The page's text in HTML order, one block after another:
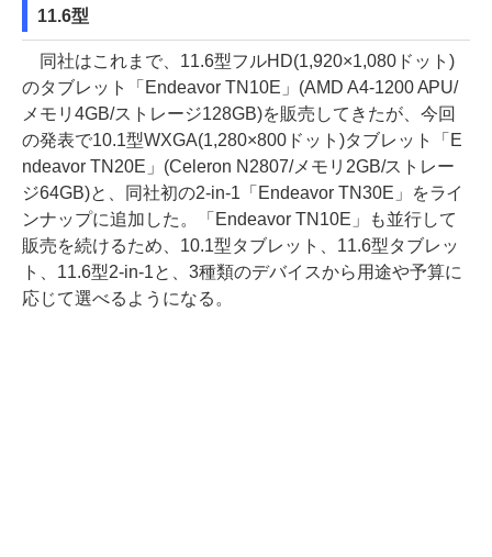
11.6型
同社はこれまで、11.6型フルHD(1,920×1,080ドット)
のタブレット「Endeavor TN10E」(AMD A4-1200 APU/
メモリ4GB/ストレージ128GB)を販売してきたが、今回
の発表で10.1型WXGA(1,280×800ドット)タブレット「E
ndeavor TN20E」(Celeron N2807/メモリ2GB/ストレー
ジ64GB)と、同社初の2-in-1「Endeavor TN30E」をライ
ンナップに追加した。「Endeavor TN10E」も並行して
販売を続けるため、10.1型タブレット、11.6型タブレッ
ト、11.6型2-in-1と、3種類のデバイスから用途や予算に
応じて選べるようになる。